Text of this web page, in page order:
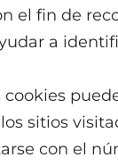
el fin de
a
sitios
con el